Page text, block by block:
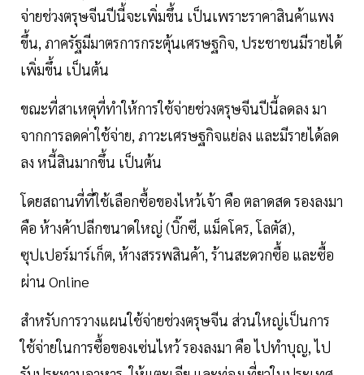
จ่ายช่วงตรุษจีนปีนี้จะเพิ่มขึ้น เป็นเพราะราคาสินค้าแพง
ขึ้น, ภาครัฐมีมาตรการกระตุ้นเศรษฐกิจ, ประชาชนมีรายได้
เพิ่มขึ้น เป็นต้น
ขณะที่สาเหตุที่ทำให้การใช้จ่ายช่วงตรุษจีนปีนี้ลดลง มา
จากการลดค่าใช้จ่าย, ภาวะเศรษฐกิจแย่ลง และมีรายได้ลด
ลง หนี้สินมากขึ้น เป็นต้น
โดยสถานที่ที่ใช้เลือกซื้อของไหว้เจ้า คือ ตลาดสด รองลงมา
คือ ห้างค้าปลีกขนาดใหญ่ (บิ๊กซี, แม็คโคร, โลตัส),
ซุปเปอร์มาร์เก็ต, ห้างสรรพสินค้า, ร้านสะดวกซื้อ และซื้อ
ผ่าน Online
สำหรับการวางแผนใช้จ่ายช่วงตรุษจีน ส่วนใหญ่เป็นการ
ใช้จ่ายในการซื้อของเซ่นไหว้ รองลงมา คือ ไปทำบุญ, ไป